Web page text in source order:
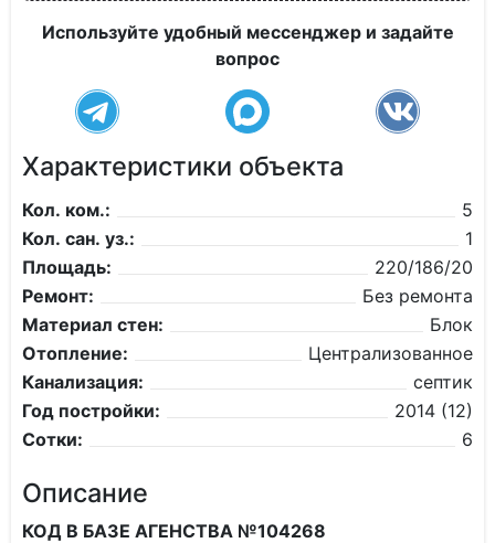
Используйте удобный мессенджер и задайте
вопрос
Характеристики объекта
Кол. ком.:
5
Кол. сан. уз.:
1
Площадь:
220/186/20
Ремонт:
Без ремонта
Материал стен:
Блок
Отопление:
Централизованное
Канализация:
септик
Год постройки:
2014 (12)
Сотки:
6
Описание
КОД В БАЗЕ АГЕНСТВА №104268